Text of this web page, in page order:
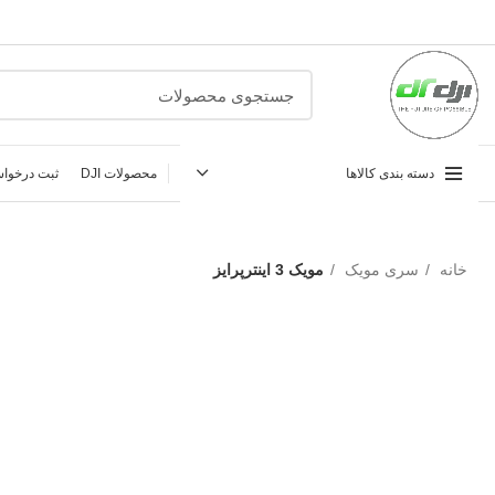
دسته بندی کالاها محصولات DJI ثبت
خانه سری مویک مویک 3 اینترپرایز